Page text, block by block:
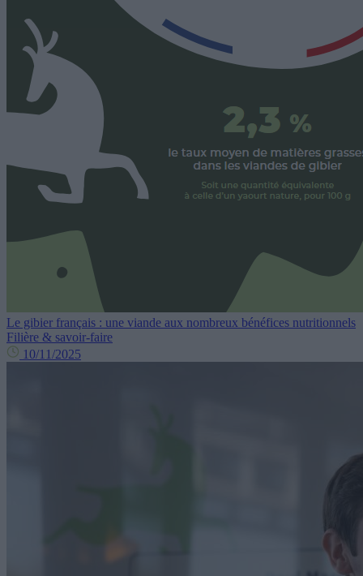
Le gibier français : une viande aux nombreux bénéfices nutritionnels
Filière & savoir-faire
10/11/2025